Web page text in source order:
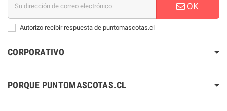
OK
Autorizo recibir respuesta de puntomascotas.cl
CORPORATIVO
PORQUE PUNTOMASCOTAS.CL